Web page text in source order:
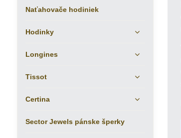
Naťahovače hodiniek
Hodinky
Longines
Tissot
Certina
Sector Jewels pánske šperky